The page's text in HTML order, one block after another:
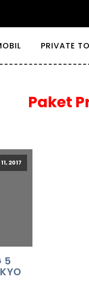
PRIVATE
Paket
2017
5